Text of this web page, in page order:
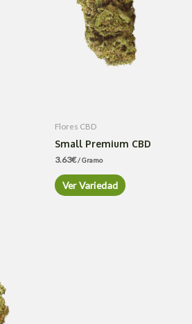
Flores CBD
Small Premium CBD
3.63€/ Gramo
Ver Variedad